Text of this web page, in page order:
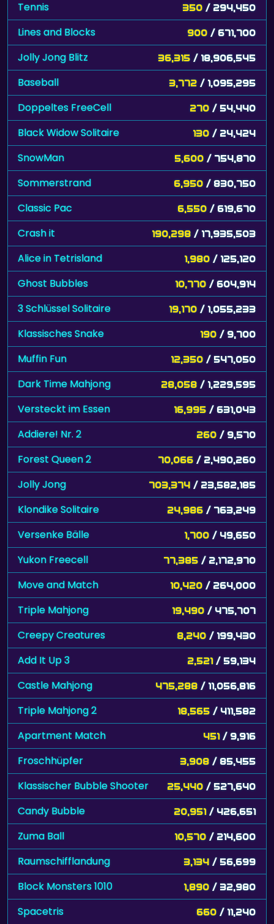
Tennis 350 / 294,450
Lines and Blocks 900 / 671,700
Jolly Jong Blitz 36,315 / 18,906,545
Baseball 3,772 / 1,095,295
Doppeltes FreeCell 270 / 54,440
Black Widow Solitaire 130 / 24,424
SnowMan 5,600 / 754,870
Sommerstrand 6,950 / 830,750
Classic Pac 6,550 / 619,670
Crash it 190,298 / 17,935,503
Alice in Tetrisland 1,980 / 125,120
Ghost Bubbles 10,770 / 604,914
3 Schlüssel Solitaire 19,170 / 1,055,233
Klassisches Snake 190 / 9,700
Muffin Fun 12,350 / 547,050
Dark Time Mahjong 28,058 / 1,229,595
Versteckt im Essen 16,995 / 631,043
Addiere! Nr. 2 260 / 9,570
Forest Queen 2 70,066 / 2,490,260
Jolly Jong 703,374 / 23,582,185
Klondike Solitaire 24,986 / 763,249
Versenke Bälle 1,700 / 49,650
Yukon Freecell 77,385 / 2,172,970
Move and Match 10,420 / 264,000
Triple Mahjong 19,490 / 475,707
Creepy Creatures 8,240 / 199,430
Add It Up 3 2,521 / 59,134
Castle Mahjong 475,288 / 11,056,816
Triple Mahjong 2 18,565 / 411,582
Apartment Match 451 / 9,916
Froschhüpfer 3,908 / 85,455
Klassischer Bubble Shooter 25,440 / 527,640
Candy Bubble 20,951 / 426,651
Zuma Ball 10,570 / 214,600
Raumschifflandung 3,134 / 56,699
Block Monsters 1010 1,890 / 32,980
Spacetris 660 / 11,240